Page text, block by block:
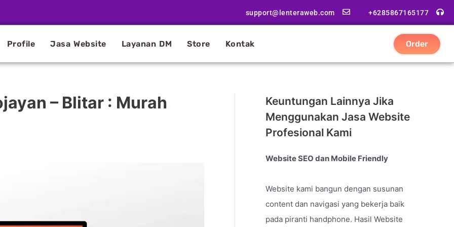
support@lenteraweb.com +6285867165177
Profile Jasa Website Layanan DM Store Kontak Order
– Blitar : Murah
Keuntungan Lainnya Jika
Menggunakan Jasa Website
Profesional Kami
Website SEO dan Mobile Friendly
Website kami bangun dengan susunan
content dan navigasi yang bekerja baik
pada piranti handphone. Hasil Website